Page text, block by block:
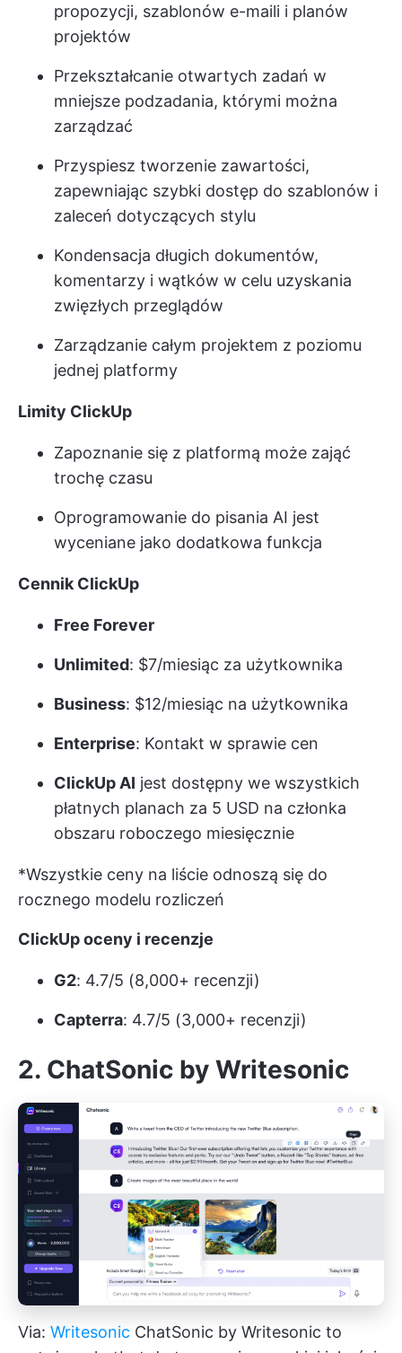
propozycji, szablonów e-maili i planów
projektów
Przekształcanie otwartych zadań w
mniejsze podzadania, którymi można
zarządzać
Przyspiesz tworzenie zawartości,
zapewniając szybki dostęp do szablonów i
zaleceń dotyczących stylu
Kondensacja długich dokumentów,
komentarzy i wątków w celu uzyskania
zwięzłych przeglądów
Zarządzanie całym projektem z poziomu
jednej platformy
Limity ClickUp
Zapoznanie się z platformą może zająć
trochę czasu
Oprogramowanie do pisania AI jest
wyceniane jako dodatkowa funkcja
Cennik ClickUp
Free Forever
Unlimited: $7/miesiąc za użytkownika
Business: $12/miesiąc na użytkownika
Enterprise: Kontakt w sprawie cen
ClickUp AI jest dostępny we wszystkich
płatnych planach za 5 USD na członka
obszaru roboczego miesięcznie
*Wszystkie ceny na liście odnoszą się do
rocznego modelu rozliczeń
ClickUp oceny i recenzje
G2: 4.7/5 (8,000+ recenzji)
Capterra: 4.7/5 (3,000+ recenzji)
2. ChatSonic by Writesonic
Via: Writesonic ChatSonic by Writesonic to